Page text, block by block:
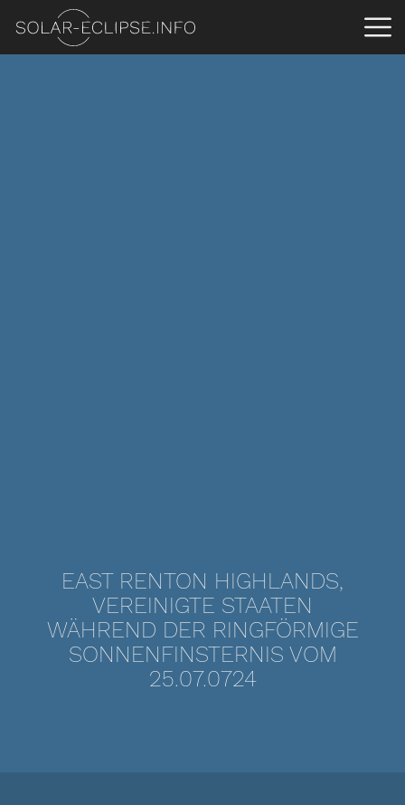
EAST RENTON HIGHLANDS,
VEREINIGTE STAATEN
WÄHREND DER RINGFÖRMIGE
SONNENFINSTERNIS VOM
25.07.0724